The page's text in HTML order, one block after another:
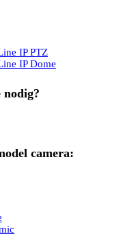
IP PTZ
IP Dome
nodig?
camera: